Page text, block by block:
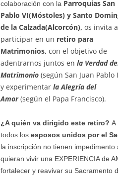
colaboración con la Parroquias San
Pablo VI(Móstoles) y Santo
de la Calzada(Alcorcón), os invita a
participar en un retiro para
Matrimonios, con el objetivo de
adentrarnos juntos en la Verdad
Matrimonio (según San Juan Pablo
y experimentar la Alegría del
Amor(según el Papa Francisco).
¿A quién va dirigido este retiro? A
todos los esposos unidos por el
la inscripción no tienen
quieran vivir una EXPERIENCIA de
fortalecer y reavivar su Sacramento